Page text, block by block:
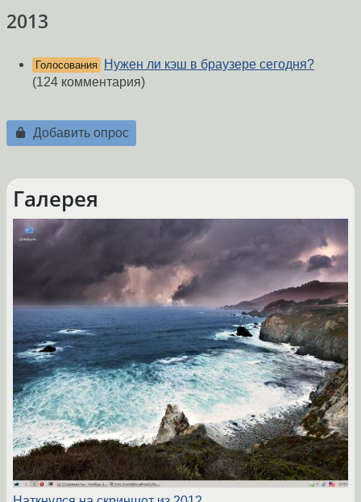
2013
Голосования
Нужен ли кэш в браузере сегодня?
(124 комментария)
Добавить опрос
Галерея